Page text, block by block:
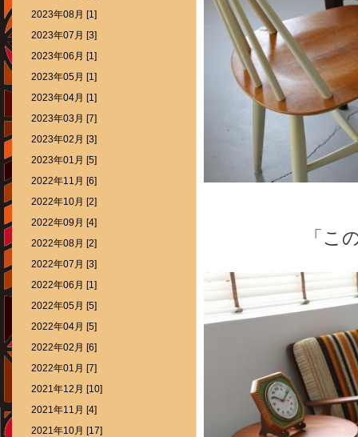
「こ
2023年08月 [1]
2023年07月 [3]
2023年06月 [1]
2023年05月 [1]
2023年04月 [1]
2023年03月 [7]
2023年02月 [3]
2023年01月 [5]
2022年11月 [6]
2022年10月 [2]
2022年09月 [4]
2022年08月 [2]
2022年07月 [3]
2022年06月 [1]
2022年05月 [5]
2022年04月 [5]
2022年02月 [6]
2022年01月 [7]
2021年12月 [10]
2021年11月 [4]
2021年10月 [17]